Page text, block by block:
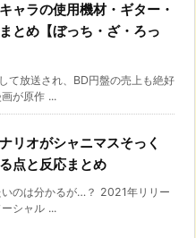
ャラの使用機材・ギター・
とめ【ぼっち・ざ・ろっ
て放送され、BD円盤の売上も絶好
が原作 ...
リオがシャニマスそっく
点と反応まとめ
いのは分かるが…？ 2021年リリー
シャル ...